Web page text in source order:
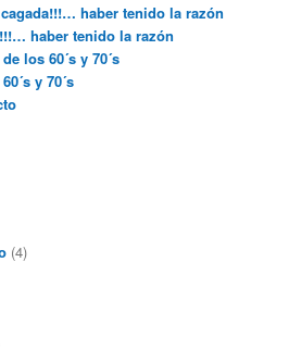
cagada!!!… haber tenido la razón
haber tenido la razón
los 60´s y 70´s
y 70´s
(4)